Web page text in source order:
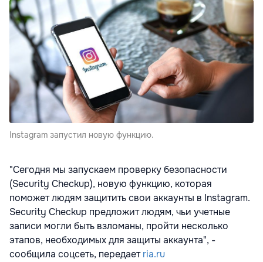
Instagram запустил новую функцию.
"Сегодня мы запускаем проверку безопасности
(Security Checkup), новую функцию, которая
поможет людям защитить свои аккаунты в Instagram.
Security Checkup предложит людям, чьи учетные
записи могли быть взломаны, пройти несколько
этапов, необходимых для защиты аккаунта", -
сообщила соцсеть, передаетria.ru